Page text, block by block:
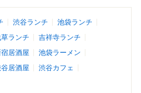
渋谷ランチ
池袋ランチ
ランチ
吉祥寺ランチ
居酒屋
池袋ラーメン
居酒屋
渋谷カフェ